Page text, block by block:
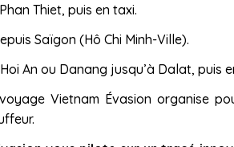
Thiet, puis en taxi.
Saïgon (Hô Chi Minh-Ville).
An ou Danang jusqu’à Dalat, puis
Vietnam Évasion organise